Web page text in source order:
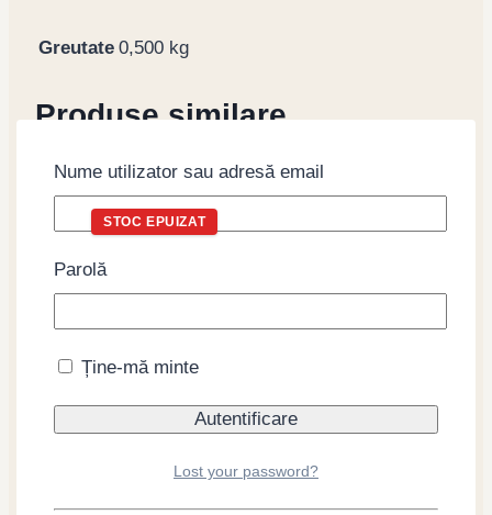
Greutate 0,500 kg
Produse similare
STOC EPUIZAT
Alge Iso No Yuki
Nume utilizator sau adresă email
Parolă
Ține-mă minte
Lost your password?